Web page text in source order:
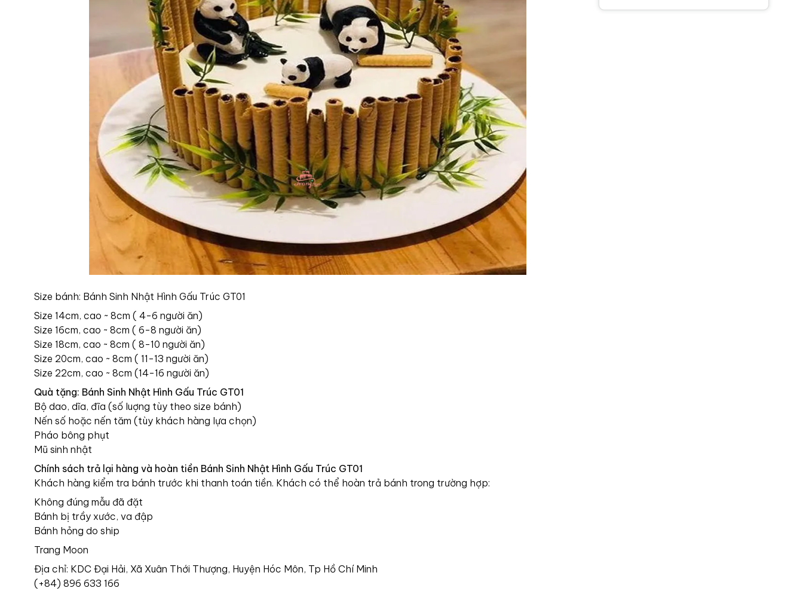
Size bánh: Bánh Sinh Nhật Hình Gấu Trúc GT01
Size 14cm, cao ~ 8cm ( 4-6 người ăn)
Size 16cm, cao ~ 8cm ( 6-8 người ăn)
Size 18cm, cao ~ 8cm ( 8-10 người ăn)
Size 20cm, cao ~ 8cm ( 11-13 người ăn)
Size 22cm, cao ~ 8cm (14-16 người ăn)
Quà tặng: Bánh Sinh Nhật Hình Gấu Trúc GT01
Bộ dao, dĩa, đĩa (số luợng tùy theo size bánh)
Nến số hoặc nến tăm (tùy khách hàng lựa chọn)
Pháo bông phụt
Mũ sinh nhật
Chính sách trả lại hàng và hoàn tiền Bánh Sinh Nhật Hình Gấu Trúc GT01
Khách hàng kiểm tra bánh trước khi thanh toán tiền. Khách có thể hoàn trả bánh trong trường hợp:
Không đúng mẫu đã đặt
Bánh bị trầy xước, va đập
Bánh hỏng do ship
Trang Moon
Địa chỉ: KDC Đại Hải, Xã Xuân Thới Thượng, Huyện Hóc Môn, Tp Hồ Chí Minh
(+84) 896 633 166